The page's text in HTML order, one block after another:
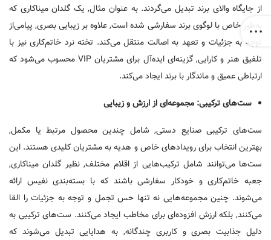
از جایگاه والای برند تبدیل می‌گردند. به عنوان مثال, یک گلدان میناکاری که
به‌طور خاص با لوگوی برند سفارشی شده است, علاوه بر زیبایی بصری, پیامی‌از
توجه به جزئیات و تعهد به اصالت منتقل می‌کند. تخته نرد خاتم‌کاری نیز با
تلفیق هنر و کارایی, گزینه‌ای ایده‌آل برای مشتریان VIP محسوب می‌شود که
ارتباطی عمیق و ماندگار با برند ایجاد می‌کند.
ست‌های ترکیبی: مجموعه‌ای از ارزش و زیبایی
ست‌های ترکیبی صنایع دستی, شامل چندین محصول مرتبط یا مکمل,
بهترین انتخاب برای رویدادهای خاص و هدیه به مشتریان کلیدی هستند. این
ست‌ها می‌توانند شامل ترکیب‌هایی از اقلام مختلف, نظیر گلدان میناکاری,
جعبه خاتم‌کاری و خودکار سفارشی باشند که با بسته‌بندی نفیس ارائه
می‌شوند. چنین مجموعه‌هایی نه تنها حس تجمل و توجه به جزئیات را القا
می‌کنند, بلکه ارزش افزوده‌ای برای مخاطب ایجاد می‌کنند. ست‌های ترکیبی به
دلیل جذابیت بصری و کاربری چندگانه, به هدایایی تبدیل می‌شوند که